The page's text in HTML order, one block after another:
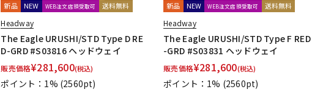
新品 NEW WEB注文店頭受取可 送料無料
Headway
The Eagle URUSHI/STD Type D RE
D-GRD #S03816 ヘッドウェイ
販売価格¥281,600(税込)
ポイント：1% (2560pt)
新品 NEW WEB注文店頭受取可 送料無料
Headway
The Eagle URUSHI/STD Type F RED
-GRD #S03831 ヘッドウェイ
販売価格¥281,600(税込)
ポイント：1% (2560pt)